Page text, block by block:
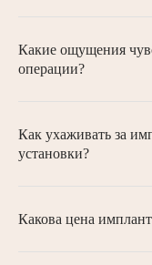
Какие ощущения
операции?
Как ухаживать за
установки?
Какова цена